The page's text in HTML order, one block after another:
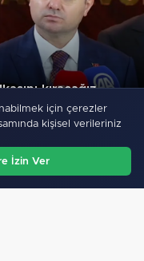
kıracağız…
için çerezler
kişisel verileriniz
İzin Ver
Ara Menü